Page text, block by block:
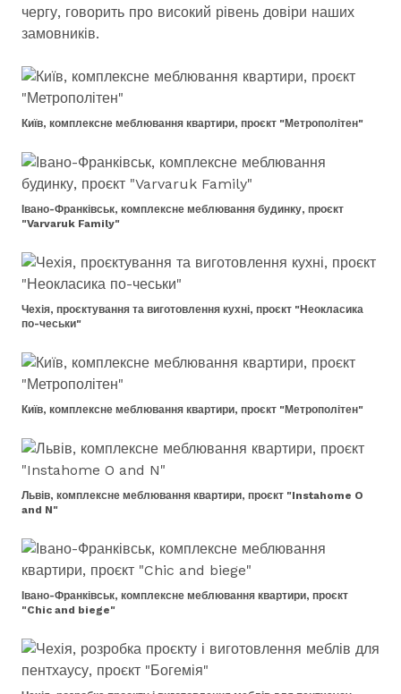
чергу, говорить про високий рівень довіри наших
замовників.
Київ, комплексне меблювання квартири, проєкт "Метрополітен"
Івано-Франківськ, комплексне меблювання будинку, проєкт
"Varvaruk Family"
Чехія, проєктування та виготовлення кухні, проєкт "Неокласика
по-чеськи"
Київ, комплексне меблювання квартири, проєкт "Метрополітен"
Львів, комплексне меблювання квартири, проєкт "Instahome O
and N"
Івано-Франківськ, комплексне меблювання квартири, проєкт
"Chic and biege"